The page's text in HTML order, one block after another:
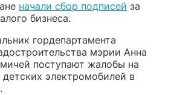
начали сбор подписей за
бизнеса.
гордепартамента
мэрии Анна
поступают жалобы на
электромобилей в